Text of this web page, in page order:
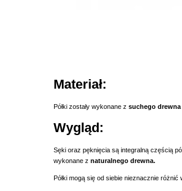
Materiał:
Półki zostały wykonane z suchego
Wygląd:
Sęki oraz pęknięcia są integralną częścią
wykonane z naturalnego drewna.
Półki mogą się od siebie nieznacznie